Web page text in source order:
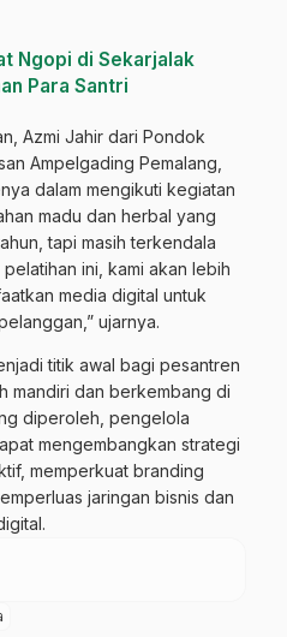
Ngopi di Sekarjalak
Para Santri
Azmi Jahir dari Pondok
Ampelgading Pemalang,
dalam mengikuti kegiatan
madu dan herbal yang
tapi masih terkendala
ini, kami akan lebih
media digital untuk
ujarnya.
titik awal bagi pesantren
mandiri dan berkembang di
diperoleh, pengelola
mengembangkan strategi
memperkuat branding
jaringan bisnis dan